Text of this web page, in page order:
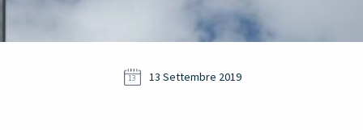
13 13 Settembre 2019